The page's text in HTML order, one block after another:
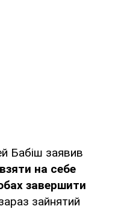
Бабіш заявив
на себе
завершити
зайнятий